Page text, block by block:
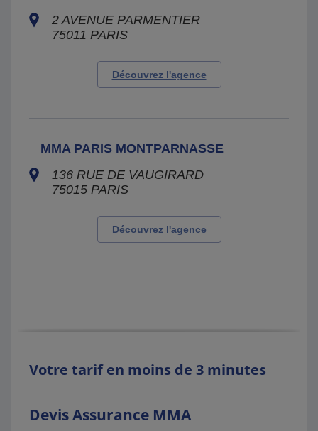
2 AVENUE PARMENTIER
75011 PARIS
Découvrez l'agence
MMA PARIS MONTPARNASSE
136 RUE DE VAUGIRARD
75015 PARIS
Découvrez l'agence
Votre tarif en moins de 3 minutes
Devis Assurance MMA